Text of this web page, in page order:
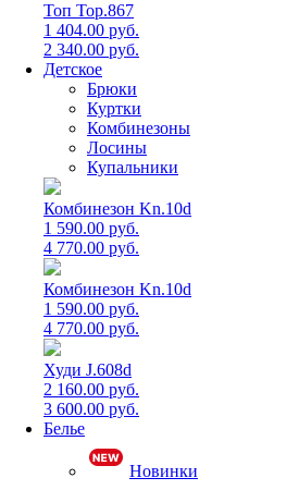
Топ Top.867
1 404.00 руб.
2 340.00 руб.
Детское
Брюки
Куртки
Комбинезоны
Лосины
Купальники
Комбинезон Kn.10d
1 590.00 руб.
4 770.00 руб.
Комбинезон Kn.10d
1 590.00 руб.
4 770.00 руб.
Худи J.608d
2 160.00 руб.
3 600.00 руб.
Белье
Новинки